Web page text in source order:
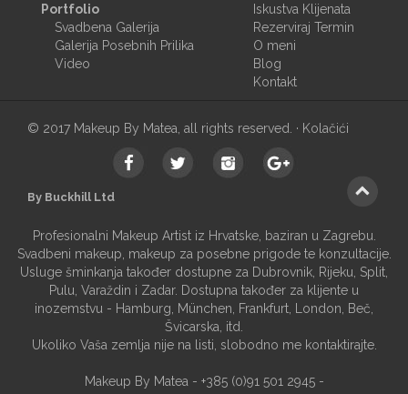
Portfolio
Svadbena Galerija
Galerija Posebnih Prilika
Video
Iskustva Klijenata
Rezerviraj Termin
O meni
Blog
Kontakt
© 2017 Makeup By Matea, all rights reserved. · Kolačići
By Buckhill Ltd
Profesionalni Makeup Artist iz Hrvatske, baziran u Zagrebu.
Svadbeni makeup, makeup za posebne prigode te konzultacije.
Usluge šminkanja također dostupne za Dubrovnik, Rijeku, Split,
Pulu, Varaždin i Zadar. Dostupna također za klijente u
inozemstvu - Hamburg, München, Frankfurt, London, Beč,
Švicarska, itd.
Ukoliko Vaša zemlja nije na listi, slobodno me kontaktirajte.
Makeup By Matea - +385 (0)91 501 2945-